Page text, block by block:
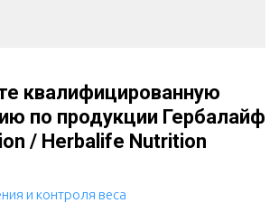
квалифицированную
по продукции Гербалайф
/ Herbalife Nutrition
и контроля веса